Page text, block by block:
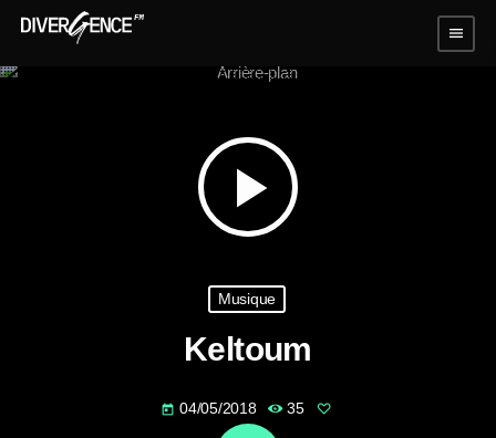
menu
play_arrow
Musique
Keltoum
today 04/05/2018 35